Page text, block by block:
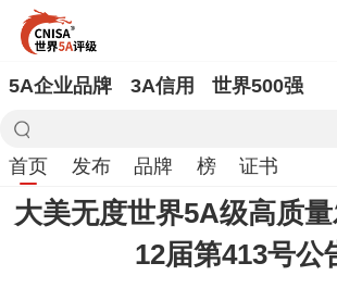
5A企业品牌 3A信用 世界500强
首页 发布 品牌 榜 证书
大美无度世界5A级高质
12届第413号公